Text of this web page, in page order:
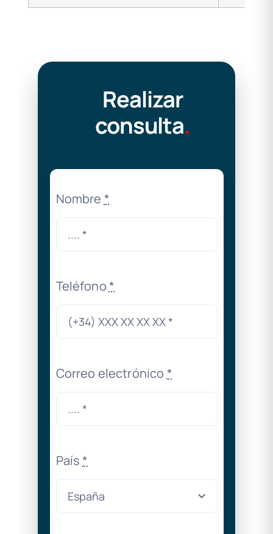
Realizar
consulta.
Nombre *
Teléfono*
Correo electrónico *
País*